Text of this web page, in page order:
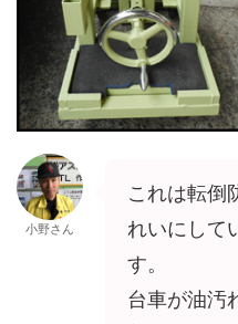
小野さん
これは転倒
れいにして
す。
台車が油汚